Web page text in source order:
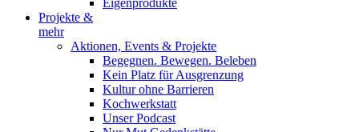
Eigenprodukte
Projekte &
mehr
Aktionen, Events & Projekte
Begegnen. Bewegen. Beleben
Kein Platz für Ausgrenzung
Kultur ohne Barrieren
Kochwerkstatt
Unser Podcast